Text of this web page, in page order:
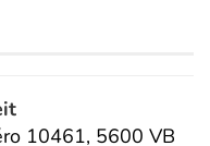
10461, 5600 VB